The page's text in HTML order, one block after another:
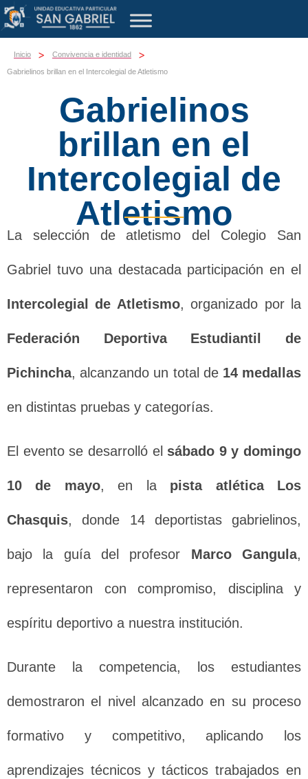
Inicio > Convivencia e identidad >
Gabrielinos brillan en el Intercolegial de Atletismo
Gabrielinos
brillan en el
Intercolegial de
Atletismo
La selección de atletismo del Colegio San
Gabriel tuvo una destacada participación en el
Intercolegial de Atletismo, organizado por la
Federación Deportiva Estudiantil de
Pichincha, alcanzando un total de 14 medallas
en distintas pruebas y categorías.
El evento se desarrolló el sábado 9 y domingo
10 de mayo, en la pista atlética Los
Chasquis, donde 14 deportistas gabrielinos,
bajo la guía del profesor Marco Gangula,
representaron con compromiso, disciplina y
espíritu deportivo a nuestra institución.
Durante la competencia, los estudiantes
demostraron el nivel alcanzado en su proceso
formativo y competitivo, aplicando los
aprendizajes técnicos y tácticos trabajados en